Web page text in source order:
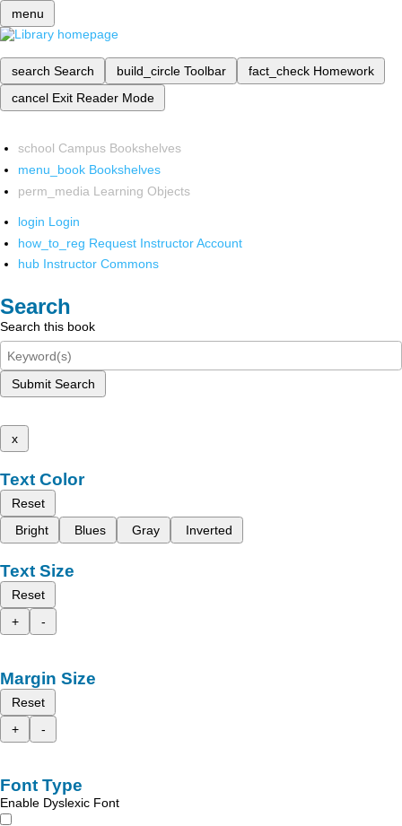
menu
search Search build_circle Toolbar fact_check Homework
cancel Exit Reader Mode
school Campus Bookshelves
menu_book Bookshelves
perm_media Learning Objects
login Login
how_to_reg Request Instructor Account
hub Instructor Commons
Search
Search this book
Submit Search
x
Text Color
Reset
Bright
Blues Gray Inverted
Text Size
Reset
+
-
Margin Size
Reset
+
-
Font Type
Enable Dyslexic Font